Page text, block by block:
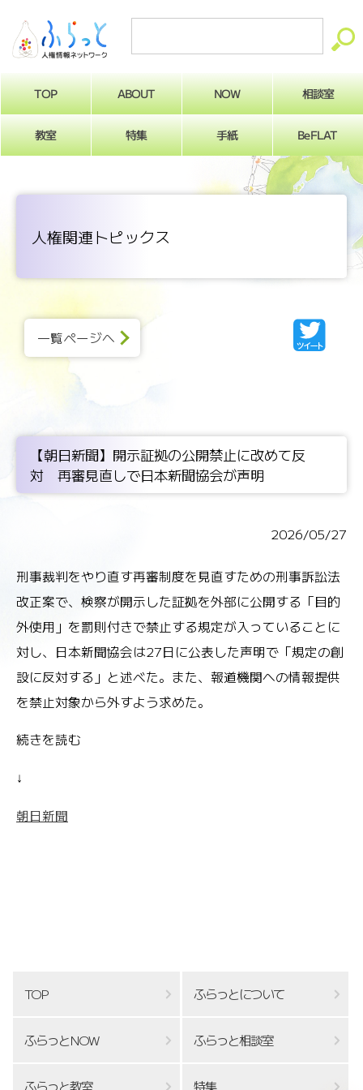
TOP ABOUT NOW 相談室
教室 特集 手紙 BeFLAT
人権関連トピックス
一覧ページへ
【朝日新聞】開示証拠の公開禁止に改めて反
対 再審見直しで日本新聞協会が声明
2026/05/27
刑事裁判をやり直す再審制度を見直すための刑事訴訟法
改正案で、検察が開示した証拠を外部に公開する「目的
外使用」を罰則付きで禁止する規定が入っていることに
対し、日本新聞協会は27日に公表した声明で「規定の創
設に反対する」と述べた。また、報道機関への情報提供
を禁止対象から外すよう求めた。
続きを読む
↓
朝日新聞
TOP ふらっとについて
ふらっとNOW ふらっと相談室
ふらっと教室 特集